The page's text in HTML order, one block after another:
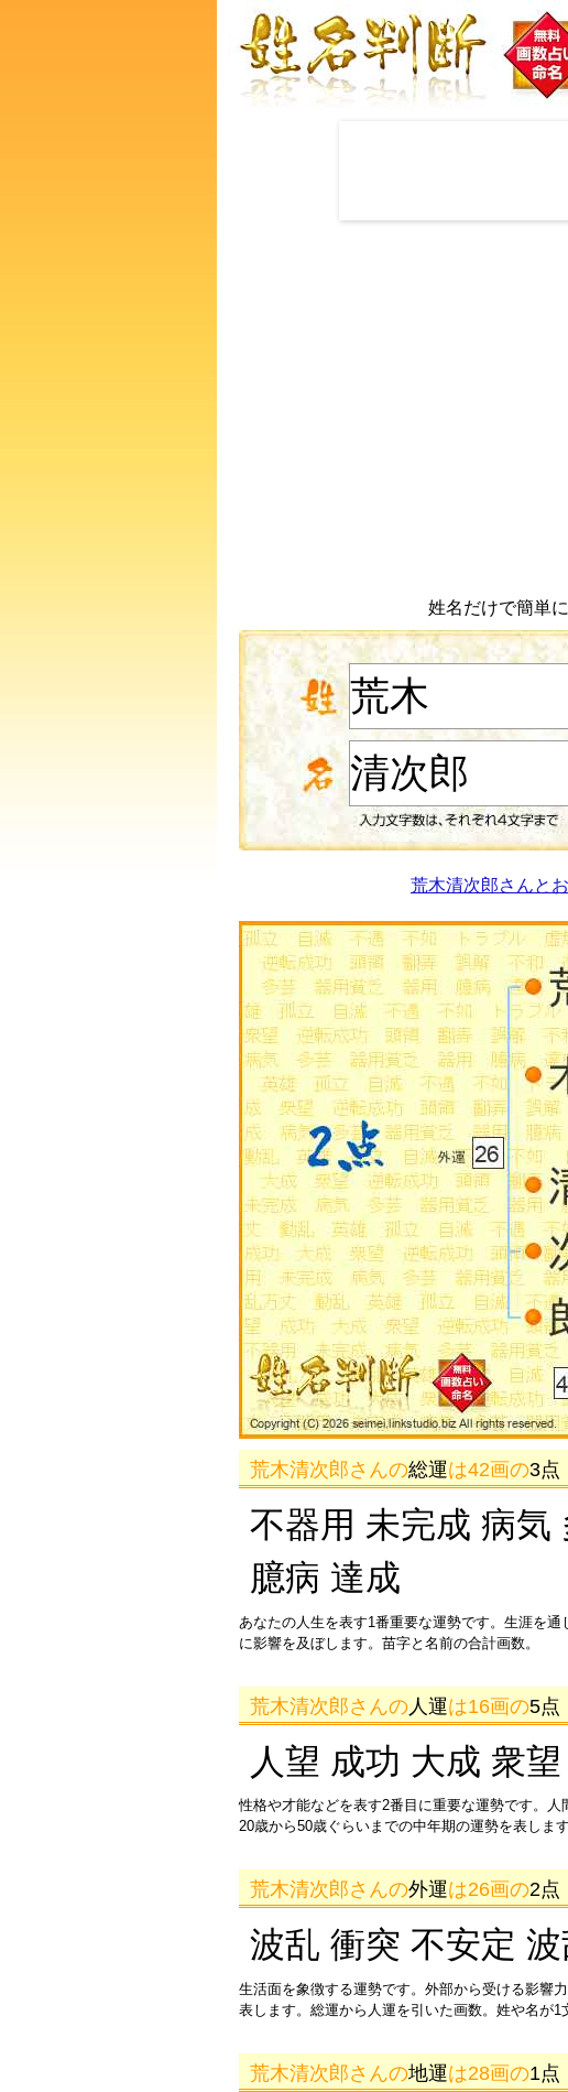
姓名だけで簡単
荒木清次郎さんと
荒木清次郎さんの総運は42画の3点
不器用 未完成 病気
臆病 達成
あなたの人生を表す1番重要な運勢です。生涯を
に影響を及ぼします。苗字と名前の合計画数。
荒木清次郎さんの 人運は16画の5点
人望 成功 大成 衆
性格や才能などを表す2番目に重要な運勢です。
20歳から50歳ぐらいまでの中年期の運勢を表しま
荒木清次郎さんの外運は26画の2点
波乱 衝突 不安定
生活面を象徴する運勢です。外部から受ける影響
表します。総運から人運を引いた画数。姓や名が1
荒木清次郎さんの地運は28画の1点